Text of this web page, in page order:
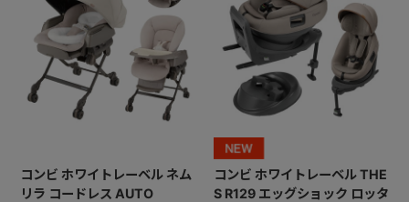
コンビ ホワイトレーベル ネム
リラ コードレス AUTO
コンビ ホワイトレーベル THE
S R129 エッグショック ロッタ